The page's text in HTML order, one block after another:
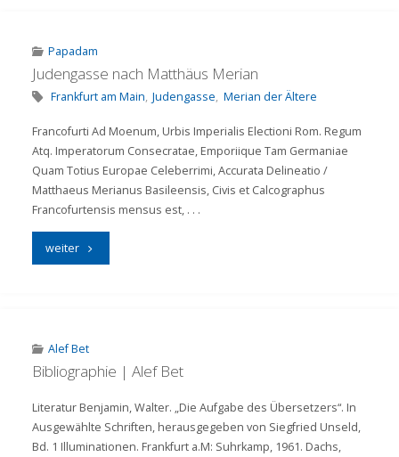
Papadam
Judengasse nach Matthäus Merian
Frankfurt am Main, Judengasse, Merian der Ältere
Francofurti Ad Moenum, Urbis Imperialis Electioni Rom. Regum
Atq. Imperatorum Consecratae, Emporiique Tam Germaniae
Quam Totius Europae Celeberrimi, Accurata Delineatio /
Matthaeus Merianus Basileensis, Civis et Calcographus
Francofurtensis mensus est, . . .
weiter"Judengasse
Merian"
Alef Bet
Bibliographie | Alef Bet
Literatur Benjamin, Walter. „Die Aufgabe des Übersetzers“. In
Ausgewählte Schriften, herausgegeben von Siegfried Unseld,
Bd. 1 Illuminationen. Frankfurt a.M: Suhrkamp, 1961. Dachs,